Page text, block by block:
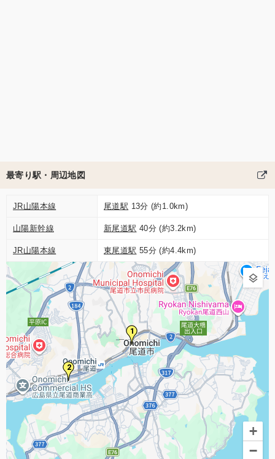
最寄り駅・周辺地図
JR山陽本線 尾道駅 13分 (約1.0km)
山陽新幹線 新尾道駅 40分 (約3.2km)
JR山陽本線 東尾道駅 55分 (約4.4km)
1
2
+
−